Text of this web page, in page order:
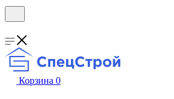
Корзина 0